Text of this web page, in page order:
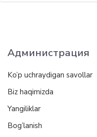
Администрация
Ko’p uchraydigan savollar
Biz haqimizda
Yangiliklar
Bog’lanish